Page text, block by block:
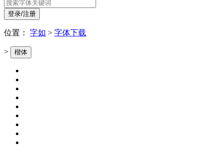
登录/注册
位置： 字如 > 字体下载
> 楷体